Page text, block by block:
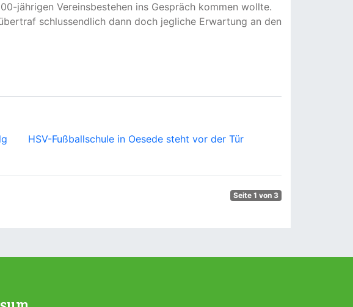
jährigen Vereinsbestehen ins Gespräch kommen wollte.
schlussendlich dann doch jegliche Erwartung an den
HSV-Fußballschule in Oesede steht vor der Tür
Seite 1 von 3